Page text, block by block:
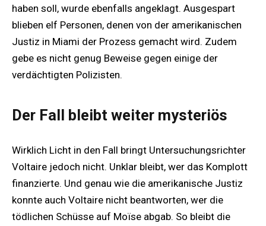
haben soll, wurde ebenfalls angeklagt. Ausgespart
blieben elf Personen, denen von der amerikanischen
Justiz in Miami der Prozess gemacht wird. Zudem
gebe es nicht genug Beweise gegen einige der
verdächtigten Polizisten.
Der Fall bleibt weiter mysteriös
Wirklich Licht in den Fall bringt Untersuchungsrichter
Voltaire jedoch nicht. Unklar bleibt, wer das Komplott
finanzierte. Und genau wie die amerikanische Justiz
konnte auch Voltaire nicht beantworten, wer die
tödlichen Schüsse auf Moïse abgab. So bleibt die